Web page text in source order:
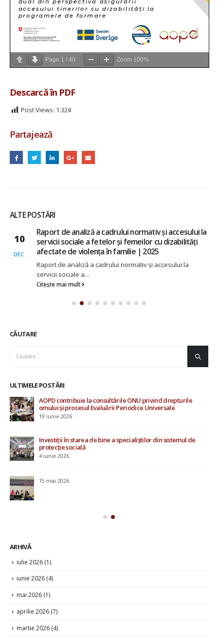
Page 1 / 40 Zoom 100%
Descarcă în PDF
Post Views: 1.324
Partajează
ALTE POSTĂRI
10
DEC.
Raport de analiză a cadrului normativ și accesului la
servicii sociale a fetelor și femeilor cu dizabilități
afectate de violența în familie | 2025
Raport de analiză a cadrului normativ și accesului la
servicii sociale a...
Citește mai mult
CĂUTARE
ULTIMELE POSTĂRI
AOPD contribuie la consultările ONU privind drepturile
omului și procesul Evaluării Periodice Universale
19 iunie 2026
Investiții în starea de bine a specialiștilor din sistemul de
protecție socială
4 iunie 2026
15 mai 2026
ARHIVĂ
iulie 2026 (1)
iunie 2026 (4)
mai 2026 (1)
aprilie 2026 (7)
martie 2026 (4)